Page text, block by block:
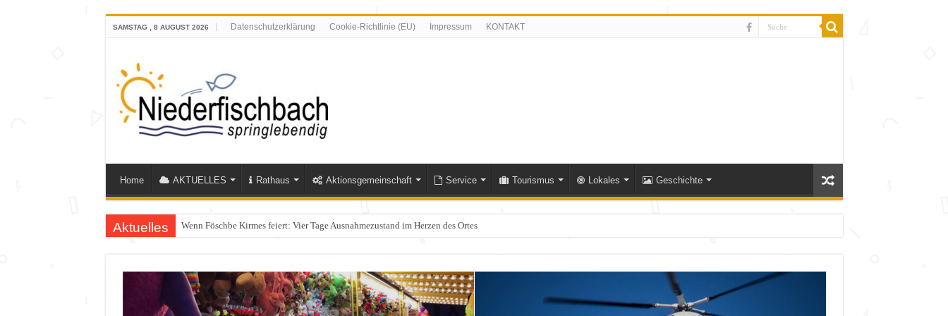
SAMSTAG , 8 AUGUST 2026 Datenschutzerklärung Cookie-Richtlinie (EU) Impressum KONTAKT
Home AKTUELLES Rathaus Aktionsgemeinschaft Service Tourismus Lokales Geschichte
Aktuelles Wenn Föschbe Kirmes feiert: Vier Tage Ausnahmezustand im Herzen des Ortes
Polizeieinsatz nach Verkehrskontrolle im Bereich Niederfischbach – Zeugen gesucht